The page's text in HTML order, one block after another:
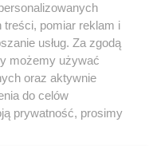
z portali
sięz nami
pomiar reklam i
usług. Za zgodą
możemy używać
oraz aktywnie
do celów
prywatność, prosimy